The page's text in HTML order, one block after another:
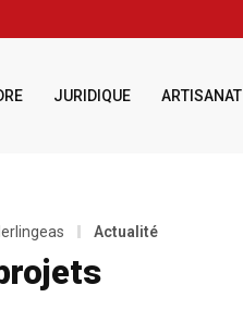
JURIDIQUE ARTISANAT
Actualité